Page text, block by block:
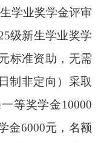
学业奖学金评审
5级新生学业奖学
标准资助， 无需
制非定向） 采取
等奖学金10000
金6000元，名额